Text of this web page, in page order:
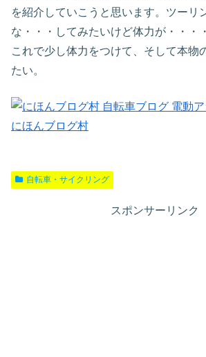
を紹介していこうと思います。ツーリ
な・・・してみたいけど体力が・・・・
これで少し体力をつけて、そして本物
たい。
にほんブログ村
自転車・サイクリング
スポンサーリンク